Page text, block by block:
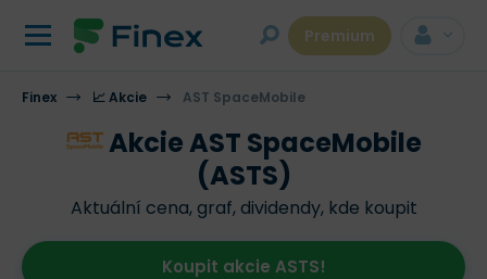
Premium
Finex 📈 Akcie AST SpaceMobile
Akcie AST SpaceMobile
(ASTS)
Aktuální cena, graf, dividendy, kde koupit
Koupit akcie ASTS!